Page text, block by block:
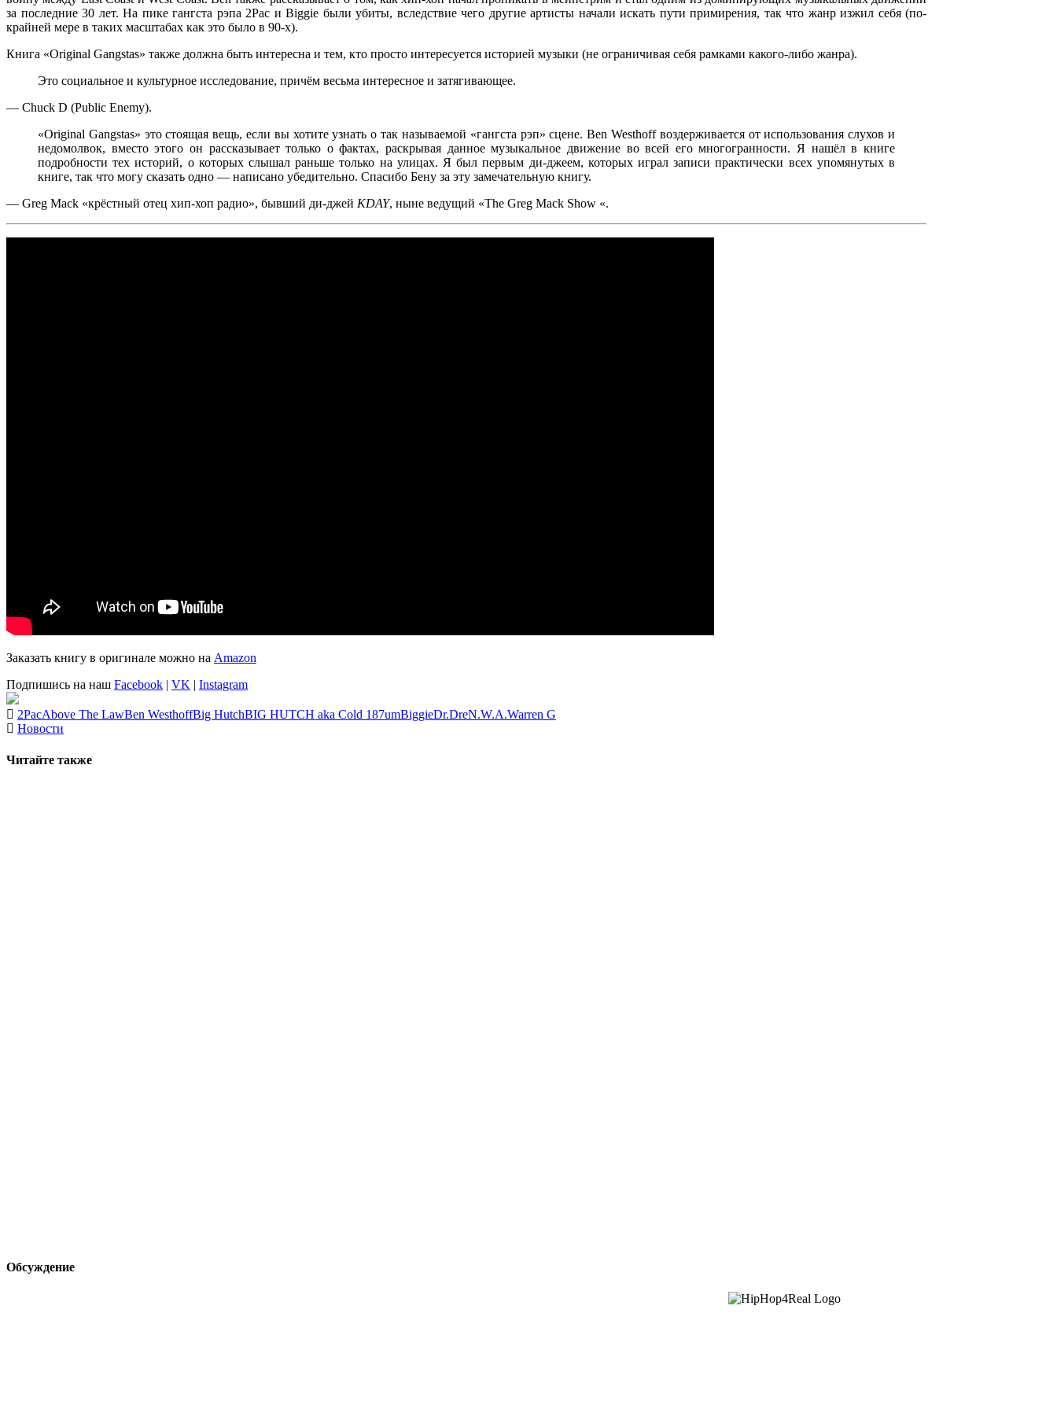
за последние 30 лет. На пике гангста рэпа2Pac и Biggie были убиты, вследствие чего другие артисты начали искать пути примирения, так что жанр изжил себя (по-
крайней мере в таких масштабах как это было в 90-х).
Книга «Original Gangstas» также должна быть интересна и тем, кто просто интересуется историей музыки (не ограничивая себя рамками какого-либо жанра).
Это социальное и культурное исследование, причём весьма интересное и затягивающее.
— Chuck D (Public Enemy).
«Original Gangstas» это стоящая вещь, если вы хотите узнать о так называемой «гангста рэп» сцене.Ben Westhoffвоздерживается от использования слухов и
недомолвок, вместо этого он рассказывает только о фактах, раскрывая данное музыкальное движение во всей его многогранности. Я нашёл в книге
подробности тех историй, о которых слышал раньше только на улицах. Я был первым ди-джеем, которых играл записи практически всех упомянутых в
книге, так что могу сказать одно — написано убедительно. Спасибо Бену за эту замечательную книгу.
— Greg Mack «крёстный отец хип-хоп радио», бывший ди-джей KDAY, ныне ведущий «The Greg Mack Show «.
Заказать книгу в оригинале можно на Amazon
Подпишись на наш Facebook | VK | Instagram
2PacAbove The LawBen WesthoffBig HutchBIG HUTCH aka Cold 187umBiggieDr.DreN.W.A.Warren G
Новости
Читайте также
Обсуждение